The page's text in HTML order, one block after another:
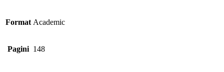
Format Academic
Pagini 148